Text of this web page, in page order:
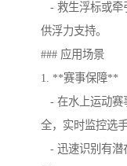
- 救生浮标或牵
供浮力支持。
### 应用场景
1. **赛事保障**
- 在水上运动赛
全，实时监控选手
- 迅速识别有潜